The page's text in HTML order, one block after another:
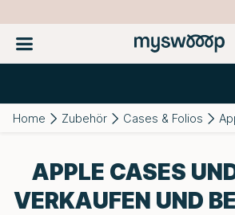
Home Zubehör Cases & Folios
APPLE CASES
VERKAUFEN UND